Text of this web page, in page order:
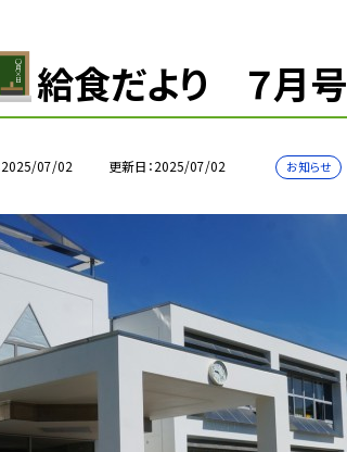
給食だより ７月号
2025/07/02 更新日 2025/07/02 お知らせ